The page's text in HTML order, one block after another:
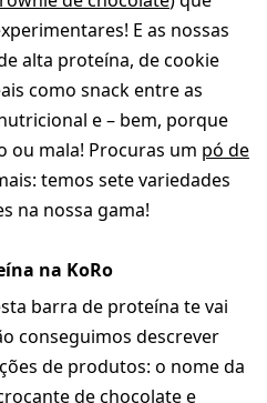
E as nossas
alta proteína, de cookie
como snack entre as
e – bem, porque
ou mala! Procuras um pó de
temos sete variedades
na nossa gama!
na KoRo
barra de proteína te vai
conseguimos descrever
de produtos: o nome da
de chocolate e